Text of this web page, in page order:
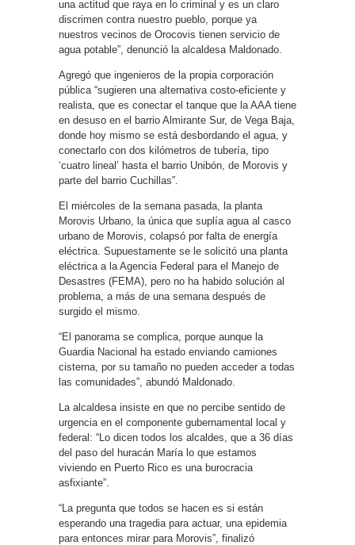
una actitud que raya en lo criminal y es un claro
discrimen contra nuestro pueblo, porque ya
nuestros vecinos de Orocovis tienen servicio de
agua potable”, denunció la alcaldesa Maldonado.
Agregó que ingenieros de la propia corporación
pública “sugieren una alternativa costo-eficiente y
realista, que es conectar el tanque que la AAA tiene
en desuso en el barrio Almirante Sur, de Vega Baja,
donde hoy mismo se está desbordando el agua, y
conectarlo con dos kilómetros de tubería, tipo
‘cuatro lineal’ hasta el barrio Unibón, de Morovis y
parte del barrio Cuchillas”.
El miércoles de la semana pasada, la planta
Morovis Urbano, la única que suplía agua al casco
urbano de Morovis, colapsó por falta de energía
eléctrica. Supuestamente se le solicitó una planta
eléctrica a la Agencia Federal para el Manejo de
Desastres (FEMA), pero no ha habido solución al
problema, a más de una semana después de
surgido el mismo.
“El panorama se complica, porque aunque la
Guardia Nacional ha estado enviando camiones
cisterna, por su tamaño no pueden acceder a todas
las comunidades”, abundó Maldonado.
La alcaldesa insiste en que no percibe sentido de
urgencia en el componente gubernamental local y
federal: “Lo dicen todos los alcaldes, que a 36 días
del paso del huracán María lo que estamos
viviendo en Puerto Rico es una burocracia
asfixiante”.
“La pregunta que todos se hacen es si están
esperando una tragedia para actuar, una epidemia
para entonces mirar para Morovis”, finalizó